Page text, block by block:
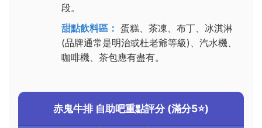
段。
甜點飲料區： 蛋糕、茶凍、布丁、冰淇淋
(品牌通常是明治或杜老爺等級)、汽水機、
咖啡機、茶包應有盡有。
赤鬼牛排 自助吧重點評分 (滿分5⭐️)